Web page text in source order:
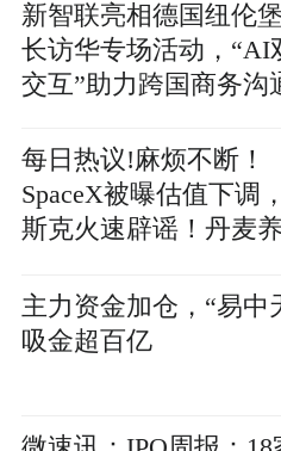
新智联亮相德国纽伦
长访华专场活动，“AI
交互”助力跨国商务沟
每日热议!麻烦不断！
SpaceX被曝估值下调
斯克火速辟谣！丹麦
不应超1万亿美元；美
大养老金机构要求调整
主力资金加仓，“易中
吸金超百亿